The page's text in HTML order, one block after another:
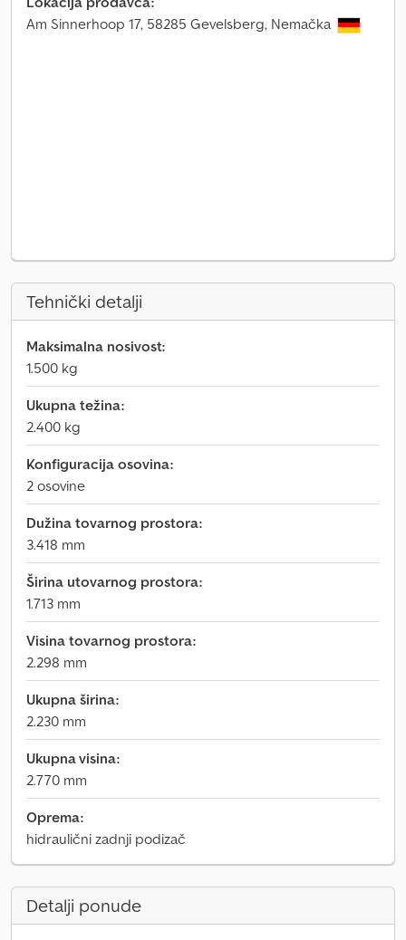
Am Sinnerhoop 17, 58285 Gevelsberg, Nemačka
Tehnički detalji
Maksimalna nosivost:
1.500 kg
Ukupna težina:
2.400 kg
Konfiguracija osovina:
2 osovine
Dužina tovarnog prostora:
3.418 mm
Širina utovarnog prostora:
1.713 mm
Visina tovarnog prostora:
2.298 mm
Ukupna širina:
2.230 mm
Ukupna visina:
2.770 mm
Oprema:
hidraulični zadnji podizač
Detalji ponude